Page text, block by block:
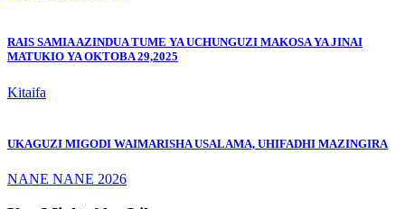
RAIS SAMIA AZINDUA TUME YA UCHUNGUZI MAKOSA YA JINAI
MATUKIO YA OKTOBA 29,2025
Kitaifa
UKAGUZI MIGODI WAIMARISHA USALAMA, UHIFADHI MAZINGIRA
NANE NANE 2026